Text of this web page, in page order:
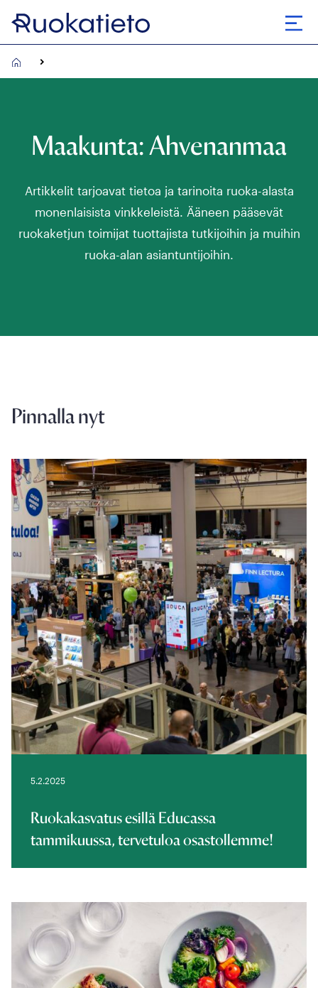
Siirry
suoraan
Maakunta:Ahvenanmaa
Artikkelit tarjoavat tietoa ja tarinoita ruoka-alasta
monenlaisista vinkkeleistä. Ääneen pääsevät
ruokaketjun toimijat tuottajista tutkijoihin ja muihin
ruoka-alan asiantuntijoihin.
Pinnalla nyt
5.2.2025
Ruokakasvatus esillä Educassa
tammikuussa, tervetuloa osastollemme!